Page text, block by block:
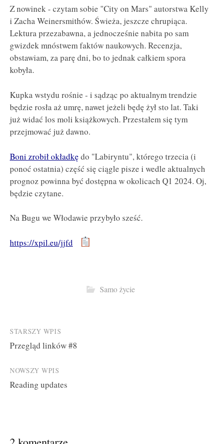
Z nowinek - czytam sobie "City on Mars" autorstwa Kelly
i Zacha Weinersmithów. Świeża, jeszcze chrupiąca.
Lektura przezabawna, a jednocześnie nabita po sam
gwizdek mnóstwem faktów naukowych. Recenzja,
obstawiam, za parę dni, bo to jednak całkiem spora
kobyła.
Kupka wstydu rośnie - i sądząc po aktualnym trendzie
będzie rosła aż umrę, nawet jeżeli będę żył sto lat. Taki
już widać los moli książkowych. Przestałem się tym
przejmować już dawno.
Boni zrobił okładkę do "Labiryntu", którego trzecia (i
ponoć ostatnia) część się ciągle pisze i wedle aktualnych
prognoz powinna być dostępna w okolicach Q1 2024. Oj,
będzie czytane.
Na Bugu we Włodawie przybyło sześć.
https://xpil.eu/jjfd
Samo życie
Post
navigation
STARSZY WPIS
Przegląd linków #8
NOWSZY WPIS
Reading updates